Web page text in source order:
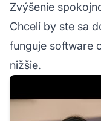
Zvýšenie
Chceli by ste sa
funguje software
nižšie.